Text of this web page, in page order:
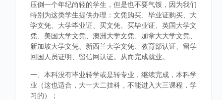
压倒一个年纪尚轻的学生，但是也不要气馁，因为我们
特别为这类学生提供办理：文凭购买、毕业证购买、大
学文凭、大学毕业证、买文凭、买毕业证、英国大学文
凭、美国大学文凭、澳洲大学文凭、加拿大大学文凭、
新加坡大学文凭、新西兰大学文凭、教育部认证、留学
回国人员证明、留信网认证。从而完成就业。
一、本科没有毕业转学或是转专业，继续完成，本科学
业（这也适合，大一大二挂科，不能进入大三课程，学
习的）；